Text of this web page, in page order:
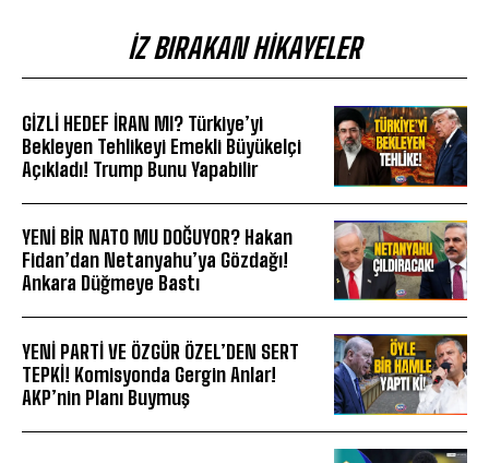
İZ BIRAKAN HIKAYELER
GİZLİ HEDEF İRAN MI? Türkiye’yi
Bekleyen Tehlikeyi Emekli Büyükelçi
Açıkladı! Trump Bunu Yapabilir
YENİ BİR NATO MU DOĞUYOR? Hakan
Fidan’dan Netanyahu’ya Gözdağı!
Ankara Düğmeye Bastı
YENİ PARTİ VE ÖZGÜR ÖZEL’DEN SERT
TEPKİ! Komisyonda Gergin Anlar!
AKP’nin Planı Buymuş